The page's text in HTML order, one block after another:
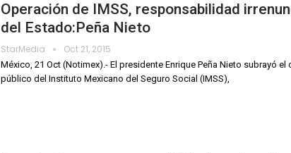
Operación de IMSS, responsabilidad
del Estado:Peña Nieto
StarMedia Oct 21, 2015
México, 21 Oct (Notimex).- El presidente Enrique Peña Nieto subrayó el
público del Instituto Mexicano del Seguro Social (IMSS),